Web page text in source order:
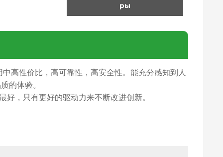
ры
高性价比，高可靠性，高安全性。能充分感知到人
的体验。
，只有更好的驱动力来不断改进创新。